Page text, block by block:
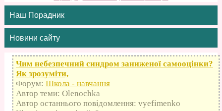
Наш Порадник
Новини сайту
Чим небезпечний синдром заниженої самооцінки?
Як зрозуміти,
Форум: Школа - навчання
Автор теми: Olenochka
Автор останнього повідомлення: vyefimenko